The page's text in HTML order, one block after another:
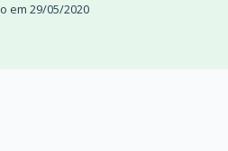
em 29/05/2020